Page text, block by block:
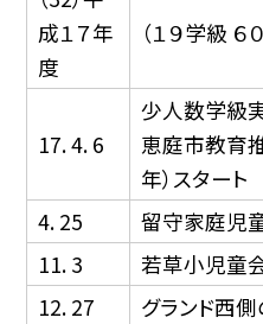
成１７年
度
（１９学級 ６
17. 4. 6
少人数学級実
恵庭市教育
年）スタート
4. 25
留守家庭児
11. 3
若草小児童
12. 27
グランド西側